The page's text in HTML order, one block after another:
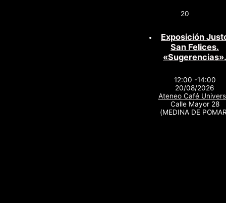
20
Exposición
San Felices.
«Sugerencias».
12:00 -14:00
20/08/2026
Ateneo Café
Calle Mayor 28
(MEDINA DE